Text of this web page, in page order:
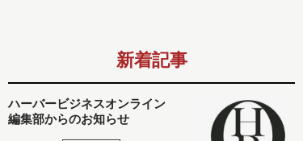
新着記事
ハーバービジネスオンライン
編集部からのお知らせ